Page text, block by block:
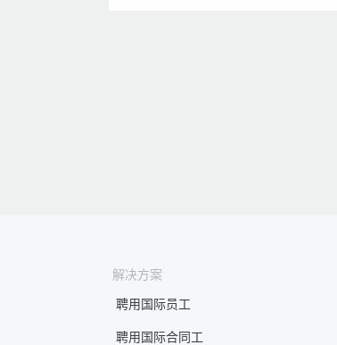
解决方案
聘用国际员工
聘用国际合同工